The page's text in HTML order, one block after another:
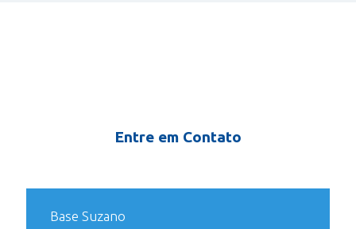
Entre em Contato
Base Suzano